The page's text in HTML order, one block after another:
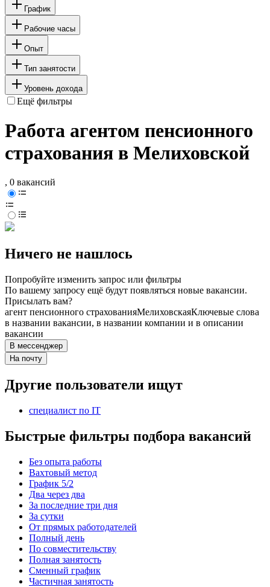
График
Рабочие часы
Опыт
Тип занятости
Уровень дохода
Ещё фильтры
Работа агентом пенсионного
страхования в Мелиховской
, 0 вакансий
Ничего не нашлось
Попробуйте изменить запрос или фильтры
По вашему запросу ещё будут появляться новые вакансии.
Присылать вам?
агент пенсионного страхованияМелиховскаяКлючевые слова
в названии вакансии, в названии компании и в описании
вакансии
В мессенджер
На почту
Другие пользователи ищут
специалист по IT
Быстрые фильтры подбора вакансий
Без опыта работы
Вахтовый метод
График 5/2
Два через два
За последние три дня
За сутки
От прямых работодателей
Полный день
По совместительству
Полная занятость
Сменный график
Частичная занятость